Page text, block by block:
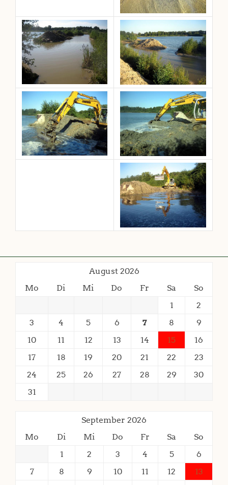
August 2026
Mo
Di Mi Do Fr Sa
So
1
2
3
4 5 6 7 8
9
10
11 12 13 14 15
16
17
18 19 20 21 22
23
24
25 26 27 28 29
30
31
September 2026
Mo
Di Mi Do Fr Sa
So
1
2 3 4 5
6
7
8 9 10 11 12
13